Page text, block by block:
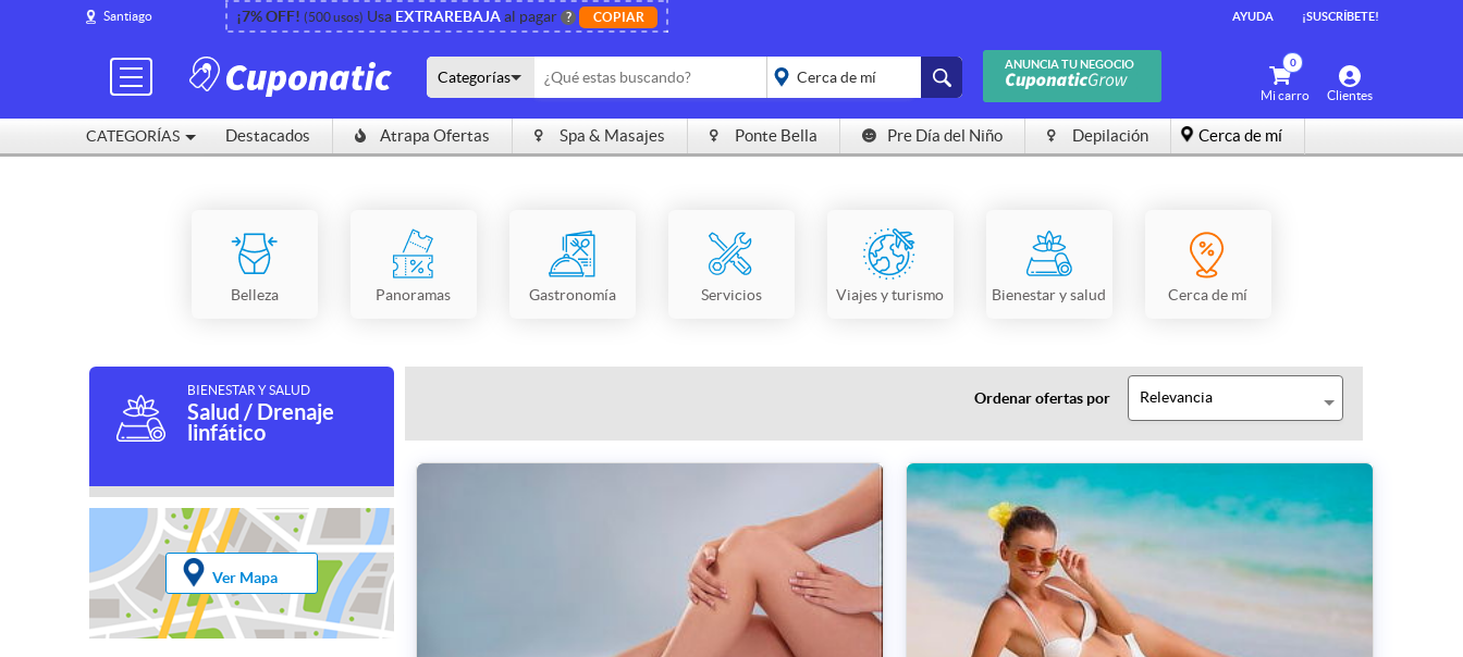
Santiago ¡7% OFF! (500 usos) Usa EXTRAREBAJAal pagar ? COPIAR AYUDA ¡SUSCRÍBETE!
CATEGORÍAS
ANUNCIA TU NEGOCIO
Clientes
Categorías
placeholder="Todo el
0
Mi carro
Destacados Atrapa Ofertas Spa & Masajes Ponte Bella Pre Día del Niño Depilación Cerca de mí
Belleza Panoramas Gastronomía Servicios Viajes y turismo Bienestar y salud Cerca de mí
BIENESTAR Y SALUD
Salud / Drenaje
linfático
Ver Mapa
Ordenar ofertas por Relevancia